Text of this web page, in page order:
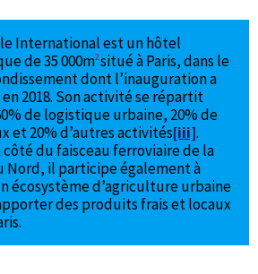
International est un hôtel
de 35 000m2situé à Paris, dans le
dont l’inauguration a
2018. Son activité se répartit
de logistique urbaine, 20% de
et 20% d’autres activités[iii].
côté du faisceau ferroviaire de la
Nord, il participe également à
écosystème d’agriculture urbaine
des produits frais et locaux